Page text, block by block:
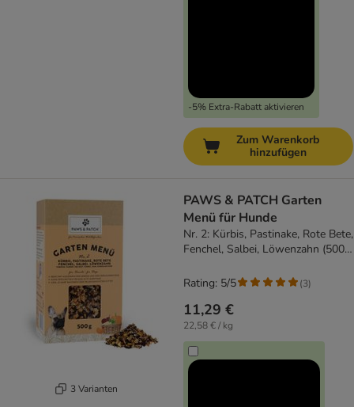
-5% Extra-Rabatt aktivieren
Zum Warenkorb
hinzufügen
3 Varianten
PAWS & PATCH Garten
Menü für Hunde
Nr. 2: Kürbis, Pastinake, Rote Bete,
Fenchel, Salbei, Löwenzahn (500
11,29 €
22,58 € / kg
Rating: 5/5 (3)